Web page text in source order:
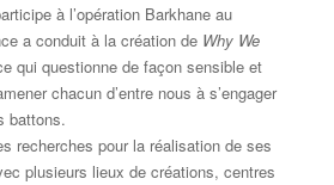
à l’opération Barkhane au
a conduit à la création de Why We
qui questionne de façon sensible et
chacun d’entre nous à s’engager
battons.
recherches pour la réalisation de ses
plusieurs lieux de créations, centres